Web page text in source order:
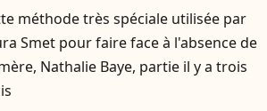
méthode très spéciale utilisée par
Smet pour faire face à l'absence de
Nathalie Baye, partie il y a trois